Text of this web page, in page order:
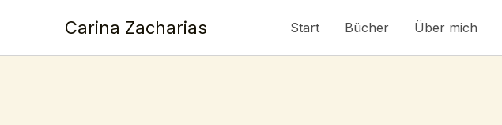
Carina Zacharias Start Bücher Über mich